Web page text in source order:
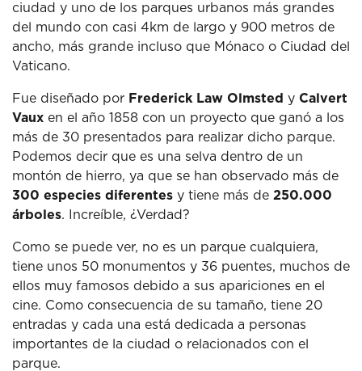
ciudad y uno de los parques urbanos más grandes
del mundo con casi 4km de largo y 900 metros de
ancho, más grande incluso que Mónaco o Ciudad del
Vaticano.
Fue diseñado por Frederick Law Olmsted y Calvert
Vaux en el año 1858 con un proyecto que ganó a los
más de 30 presentados para realizar dicho parque.
Podemos decir que es una selva dentro de un
montón de hierro, ya que se han observado más de
300 especies diferentes y tiene más de 250.000
árboles. Increíble, ¿Verdad?
Como se puede ver, no es un parque cualquiera,
tiene unos 50 monumentos y 36 puentes, muchos de
ellos muy famosos debido a sus apariciones en el
cine. Como consecuencia de su tamaño, tiene 20
entradas y cada una está dedicada a personas
importantes de la ciudad o relacionados con el
parque.